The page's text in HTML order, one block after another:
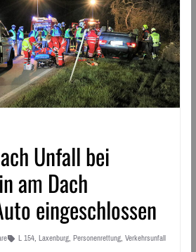
Unfall bei
am Dach
eingeschlossen
L 154, Laxenburg, Personenrettung, Verkehrsunfall